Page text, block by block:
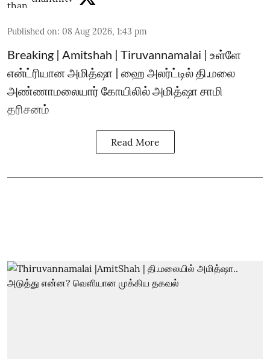
Published on: 08 Aug 2026, 1:43 pm
Breaking | Amitshah | Tiruvannamalai | உள்ளே
என்ட்ரியான அமித்ஷா | ஹை அலர்ட்டில் தி.மலை
அண்ணாமலையார் கோயிலில் அமித்ஷா சாமி
தரிசனம்
Read More